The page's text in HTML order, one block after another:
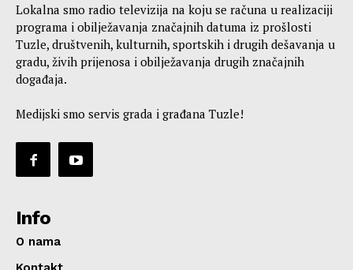
Lokalna smo radio televizija na koju se računa u realizaciji
programa i obilježavanja značajnih datuma iz prošlosti
Tuzle, društvenih, kulturnih, sportskih i drugih dešavanja u
gradu, živih prijenosa i obilježavanja drugih značajnih
događaja.
Medijski smo servis grada i građana Tuzle!
Info
O nama